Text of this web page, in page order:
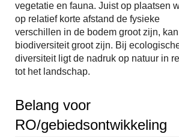
vegetatie en fauna. Juist op plaatsen
op relatief korte afstand de fysieke
verschillen in de bodem groot zijn,
biodiversiteit groot zijn. Bij
diversiteit ligt de nadruk op natuur in
tot het landschap.
Belang voor
RO/gebiedsontwikkeling